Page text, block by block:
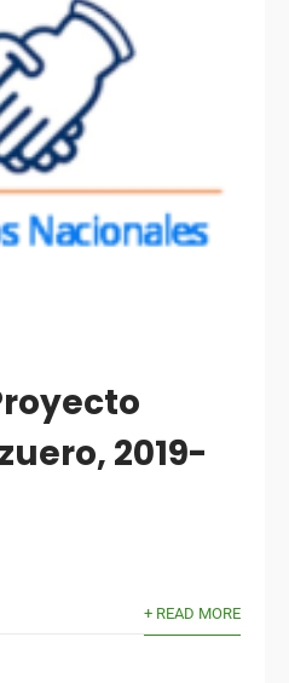
2019-
+ READ MORE